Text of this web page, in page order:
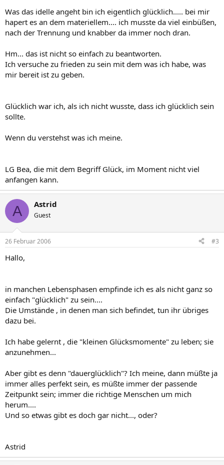
Was das idelle angeht bin ich eigentlich glücklich..... bei mir
hapert es an dem materiellem.... ich musste da viel einbüßen,
nach der Trennung und knabber da immer noch dran.
Hm... das ist nicht so einfach zu beantworten.
Ich versuche zu frieden zu sein mit dem was ich habe, was
mir bereit ist zu geben.
Glücklich war ich, als ich nicht wusste, dass ich glücklich sein
sollte.
Wenn du verstehst was ich meine.
LG Bea, die mit dem Begriff Glück, im Moment nicht viel
anfangen kann.
A Astrid
Guest
26 Februar 2006 #3
Hallo,
in manchen Lebensphasen empfinde ich es als nicht ganz so
einfach "glücklich" zu sein....
Die Umstände , in denen man sich befindet, tun ihr übriges
dazu bei.
Ich habe gelernt , die "kleinen Glücksmomente" zu leben; sie
anzunehmen...
Aber gibt es denn "dauerglücklich"? Ich meine, dann müßte ja
immer alles perfekt sein, es müßte immer der passende
Zeitpunkt sein; immer die richtige Menschen um mich
herum....
Und so etwas gibt es doch gar nicht..., oder?
Astrid